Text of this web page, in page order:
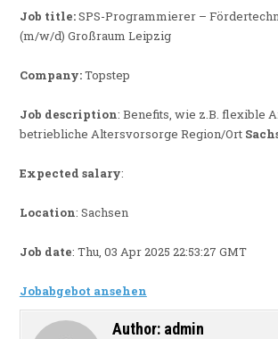
Job title:SPS-Programmierer –
(m/w/d) Großraum Leipzig
Company:Topstep
Job description: Benefits, wie z.B. flexible
betriebliche Altersvorsorge Region/Ort
Expected salary:
Location: Sachsen
Job date: Thu, 03 Apr 2025 22:53:27 GMT
Jobabgebot ansehen
Author: admin